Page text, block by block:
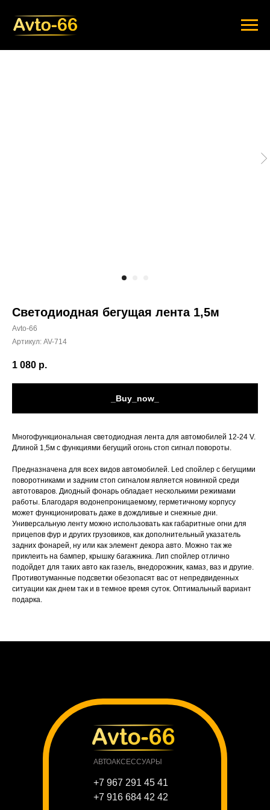
Светодиодная бегущая лента 1,5м
Avto-66
Артикул: AV-714
1 080 р.
_Buy_now_
Многофункциональная светодиодная лента для автомобилей 12-24 V.
Длиной 1,5м с функциями бегущий огонь стоп сигнал повороты.
Предназначена для всех видов автомобилей. Led спойлер с бегущими
поворотниками и задним стоп сигналом является новинкой среди
автотоваров. Диодный фонарь обладает несколькими режимами
работы. Благодаря водонепроницаемому, герметичному корпусу
может функционировать даже в дождливые и снежные дни.
Универсальную ленту можно использовать как габаритные огни для
прицепов фур и других грузовиков, как дополнительный указатель
задних фонарей, ну или как элемент декора авто. Можно так же
приклеить на бампер, крышку багажника. Лип спойлер отлично
подойдет для таких авто как газель, внедорожник, камаз, ваз и другие.
Противотуманные подсветки обезопасят вас от непредвиденных
ситуации как днем так и в темное время суток. Оптимальный вариант
подарка.
АВТОАКСЕССУАРЫ
+7 967 291 45 41
+7 916 684 42 42